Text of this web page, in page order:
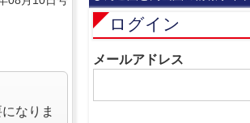
なりま
ログイン
メールアドレス